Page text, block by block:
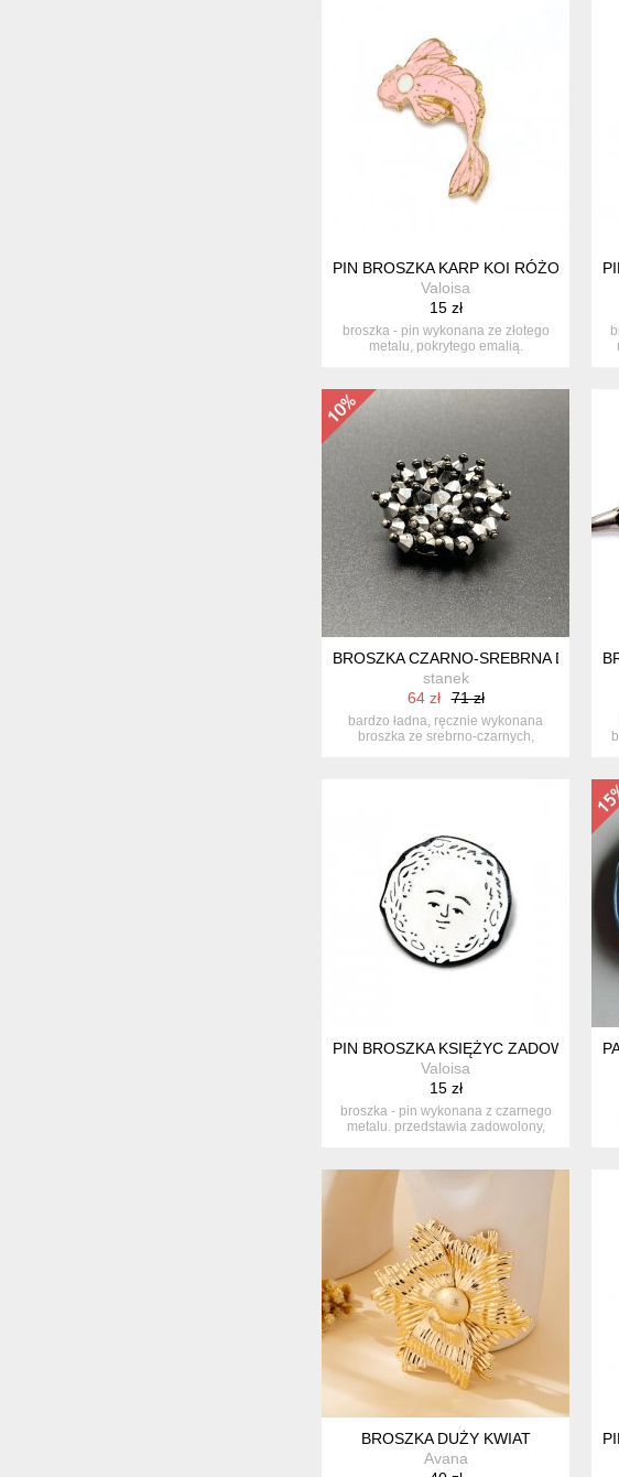
PIN BROSZKA KARP KOI RÓŻOWO
Valoisa
15 zł
broszka - pin wykonana ze złotego
metalu, pokrytego emalią.
BROSZKA CZARNO-SREBRNA DUŻA
stanek
64 zł
71 zł
bardzo ładna, ręcznie wykonana
broszka ze srebrno-czarnych,
PIN BROSZKA KSIĘŻYC
Valoisa
15 zł
broszka - pin wykonana z czarnego
metalu. przedstawia zadowolony,
BROSZKA DUŻY KWIAT
Avana